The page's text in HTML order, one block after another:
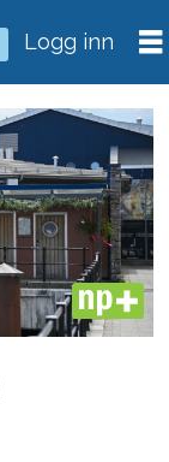
Logg inn
PLUS